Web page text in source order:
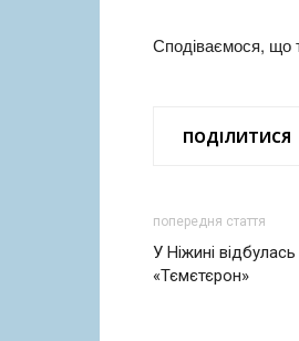
Сподіваємося, що
ПОДІЛИТИСЯ
попередня стаття
У Ніжині
«Тємєтєрон»